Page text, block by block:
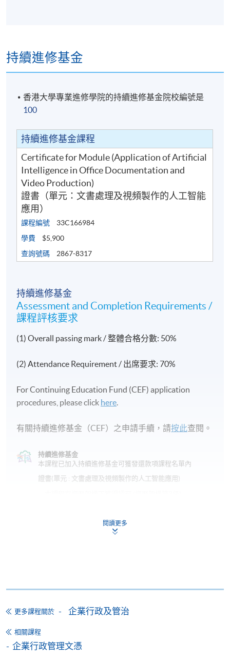
視頻製作的人工智能應用） 」。
證書(單元 : 文書處理及視頻製作的人工智能應用)
報名代碼
時間
7:00pm - 10:00pm
地點
TBC
現時接受報名
日期 / 時間
逢周二，7:00 p.m. - 10:00 p.m.
修業期
地點
本院任何港島及九龍區教學中心，包括金鐘、銅鑼
灣、炮台山或荔枝角。
持續進修基金
香港大學專業進修學院的持續進修基金院校編號是
100
持續進修基金課程
Certificate for Module (Application of Artificial
Intelligence in Office Documentation and
Video Production)
證書（單元：文書處理及視頻製作的人工智能
應用）
課程編號
33C166984
學費
$5,900
查詢號碼
2867-8317
持續進修基金
Assessment and Completion Requirements /
課程評核要求
(1) Overall passing mark / 整體合格分數: 50%
(2) Attendance Requirement / 出席要求: 70%
For Continuing Education Fund (CEF) application
procedures, please click here.
有關持續進修基金（CEF）之申請手續，請按此查閱。
持續進修基金
本課程已加入持續進修基金可獲發還款項課程名單內
證書(單元 : 文書處理及視頻製作的人工智能應用)
網上報名 立即報名
申請表
閱讀更多
更多課程關於 企業行政及管治
相關課程
企業行政管理文憑